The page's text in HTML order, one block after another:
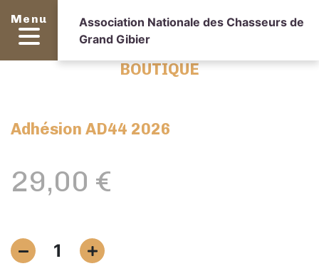
Menu
Association Nationale des Chasseurs de
Grand Gibier
BOUTIQUE
Adhésion AD44 2026
29,00 €
quantité
de
1